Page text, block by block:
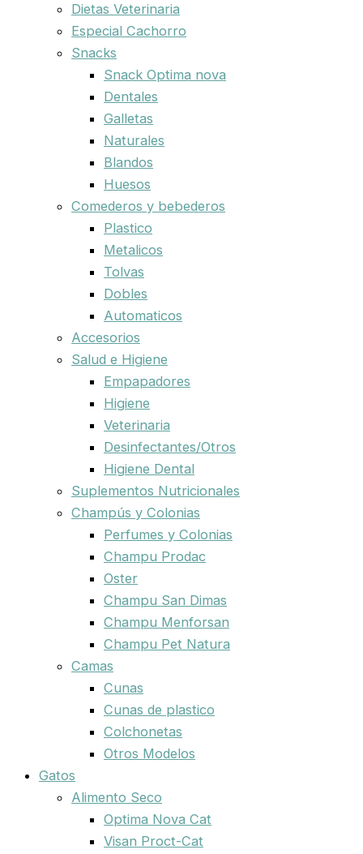
Dietas Veterinaria
Especial Cachorro
Snacks
Snack Optima nova
Dentales
Galletas
Naturales
Blandos
Huesos
Comederos y bebederos
Plastico
Metalicos
Tolvas
Dobles
Automaticos
Accesorios
Salud e Higiene
Empapadores
Higiene
Veterinaria
Desinfectantes/Otros
Higiene Dental
Suplementos Nutricionales
Champús y Colonias
Perfumes y Colonias
Champu Prodac
Oster
Champu San Dimas
Champu Menforsan
Champu Pet Natura
Camas
Cunas
Cunas de plastico
Colchonetas
Otros Modelos
Gatos
Alimento Seco
Optima Nova Cat
Visan Proct-Cat